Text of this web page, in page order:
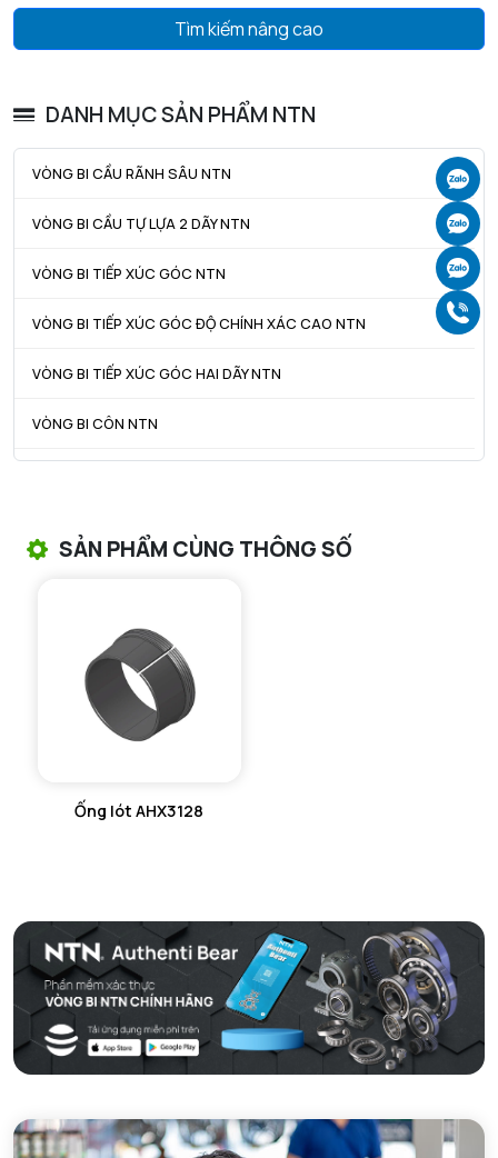
Tìm kiếm nâng cao
DANH MỤC SẢN PHẨM NTN
VÒNG BI CẦU RÃNH SÂU NTN
VÒNG BI CẦU TỰ LỰA 2 DÃY NTN
VÒNG BI TIẾP XÚC GÓC NTN
VÒNG BI TIẾP XÚC GÓC ĐỘ CHÍNH XÁC CAO NTN
VÒNG BI TIẾP XÚC GÓC HAI DÃY NTN
VÒNG BI CÔN NTN
VÒNG BI KIM NTN
VÒNG BI CHẶN TRỤC NTN
VÒNG BI LĂN TRỤ ĐẨY NTN
GỐI ĐỠ 2 NỬA NTN
MÁY GIA NHIỆT NTN
SẢN PHẨM CÙNG THÔNG SỐ
Ống lót AHX3128